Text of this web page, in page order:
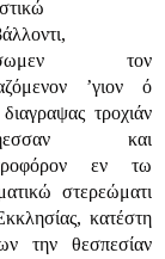
τον
’γιον ό
διαγραψας τροχιάν
και
εν τω
στερεώματι
κατέστη
την θεσπεσίαν